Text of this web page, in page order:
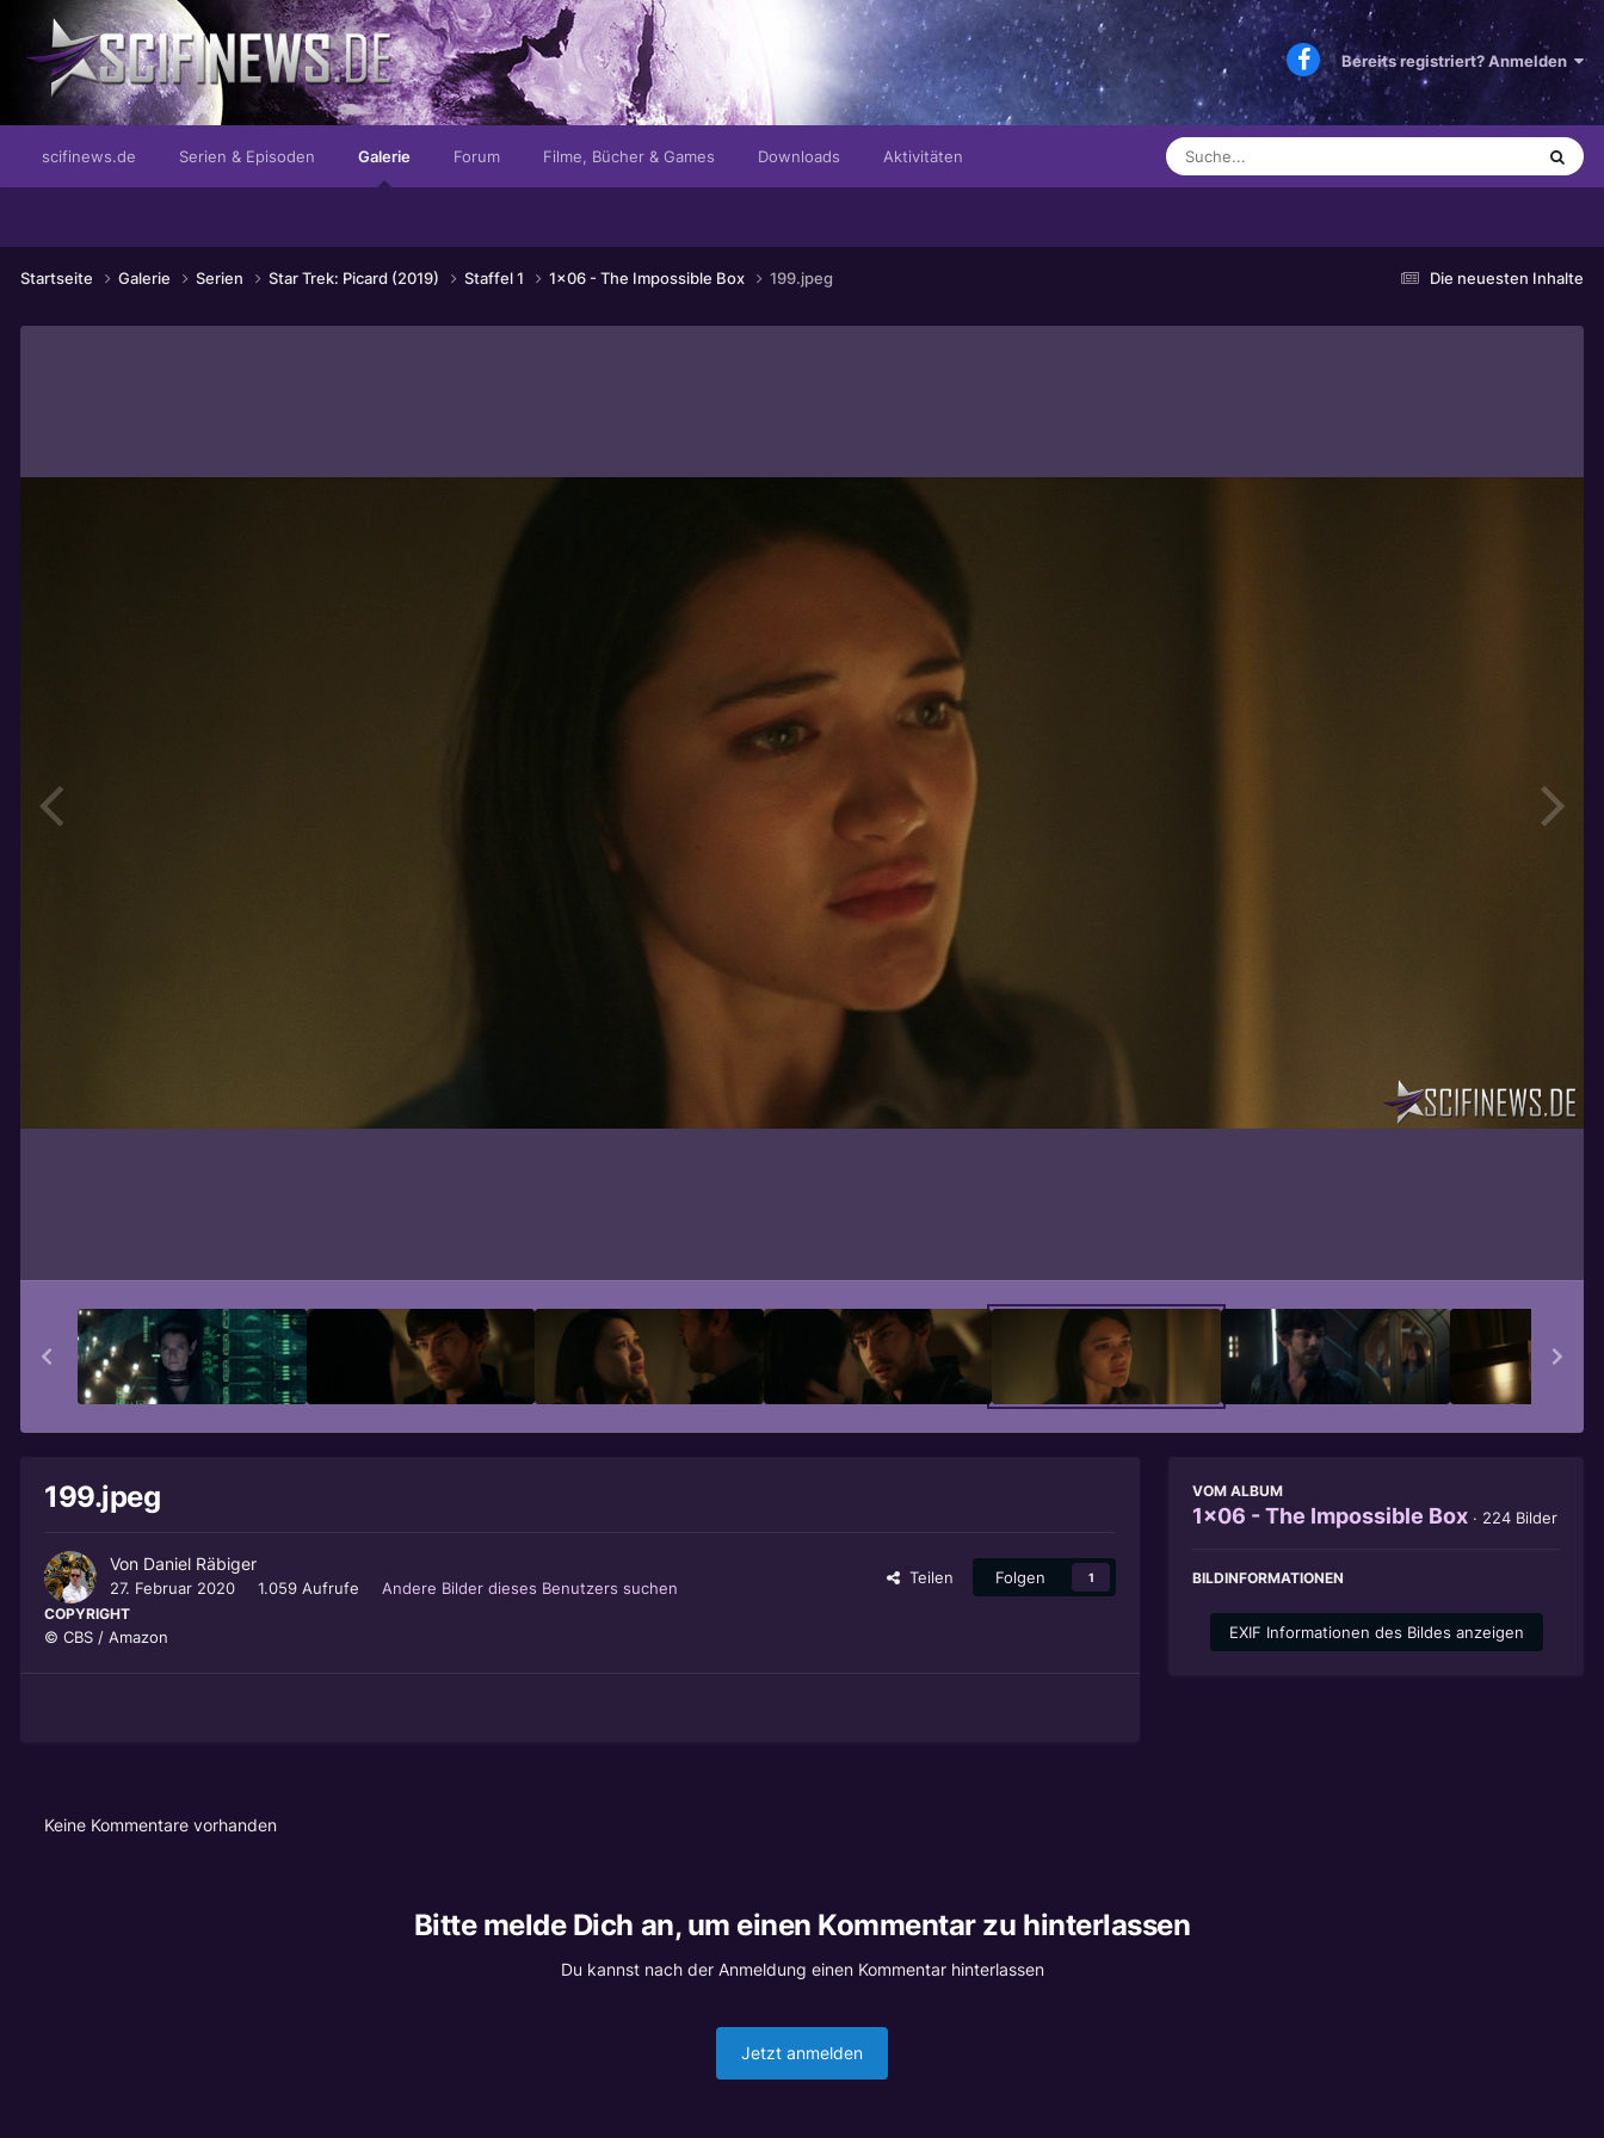
Bereits registriert? Anmelden
scifinews.de Serien & Episoden Galerie Forum Filme, Bücher & Games Downloads Aktivitäten
Die neuesten Inhalte
Startseite Galerie Serien Star Trek: Picard (2019) Staffel 1 1x06 - The Impossible Box 199.jpeg
199.jpeg
Von Daniel Räbiger
27. Februar 2020 1.059 Aufrufe Andere Bilder dieses Benutzers suchen
Teilen Folgen 1
COPYRIGHT
© CBS / Amazon
VOM ALBUM
1x06 - The Impossible Box · 224 Bilder
BILDINFORMATIONEN
EXIF Informationen des Bildes anzeigen
Keine Kommentare vorhanden
Bitte melde Dich an, um einen Kommentar zu hinterlassen
Du kannst nach der Anmeldung einen Kommentar hinterlassen
Jetzt anmelden